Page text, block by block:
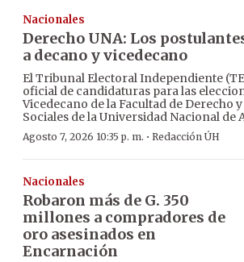
Nacionales
Derecho UNA: Los
a decano y vicedecano
El Tribunal Electoral Independiente
oficial de candidaturas para las
Vicedecano de la Facultad de Derecho
Sociales de la Universidad Nacional de
Agosto 7, 2026 10:35 p. m. · Redacción ÚH
Nacionales
Robaron más de G. 350
millones a compradores de
oro asesinados en
Encarnación